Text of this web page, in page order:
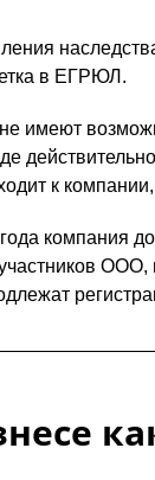
в ЕГРЮЛ.
имеют
к
компания